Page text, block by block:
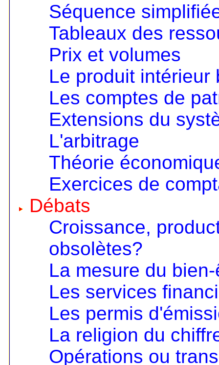
Séquence
Tableaux des
Prix et volumes
Le produit intérieur
Les comptes de
Extensions du
L'arbitrage
Théorie
Exercices de
Débats
Croissance,
obsolètes?
La mesure du
Les services
Les permis
La religion du
Opérations ou